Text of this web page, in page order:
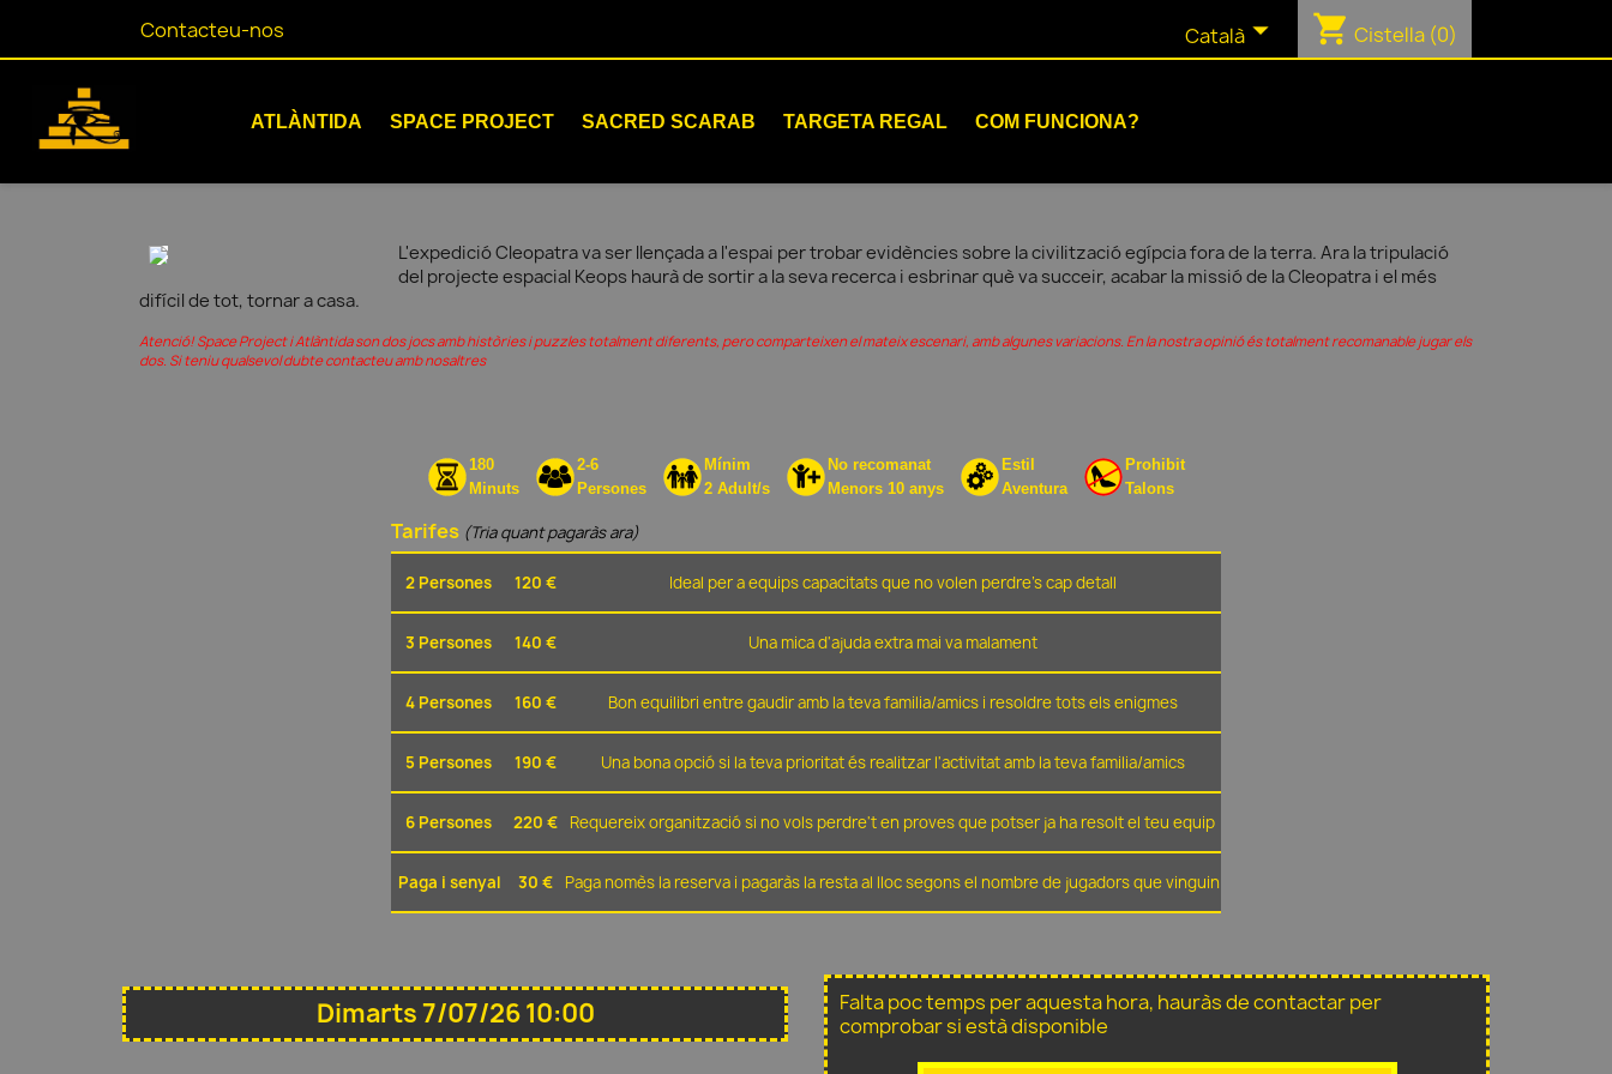
Contacteu-nos Català shopping_cart Cistella (0)
ATLÀNTIDA SPACE PROJECT SACRED SCARAB TARGETA REGAL COM FUNCIONA?
L'expedició Cleopatra va ser llençada a l'espai per trobar evidències sobre la civilització egípcia fora de la terra. Ara la tripulació
del projecte espacial Keops haurà de sortir a la seva recerca i esbrinar què va succeir, acabar la missió de la Cleopatra i el més
difícil de tot, tornar a casa.
Atenció! Space Project i Atlàntida son dos jocs amb històries i puzzles totalment diferents, pero comparteixen el mateix escenari, amb algunes variacions. En la nostra opinió és totalment recomanable jugar els
dos. Si teniu qualsevol dubte contacteu amb nosaltres
180
Minuts
2-6
Persones
Mínim
2 Adult/s
No recomanat
Menors 10 anys
Estil
Aventura
Prohibit
Talons
Tarifes (Tria quant pagaràs ara)
2 Persones 120 € Ideal per a equips capacitats que no volen perdre's cap detall
3 Persones 140 € Una mica d'ajuda extra mai va malament
4 Persones 160 € Bon equilibri entre gaudir amb la teva familia/amics i resoldre tots els enigmes
5 Persones 190 € Una bona opció si la teva prioritat és realitzar l'activitat amb la teva familia/amics
6 Persones 220 € Requereix organització si no vols perdre't en proves que potser ja ha resolt el teu equip
Paga i senyal 30 € Paga nomès la reserva i pagaràs la resta al lloc segons el nombre de jugadors que vinguin
Dimarts 7/07/26 10:00
Falta poc temps per aquesta hora, hauràs de contactar per
comprobar si està disponible